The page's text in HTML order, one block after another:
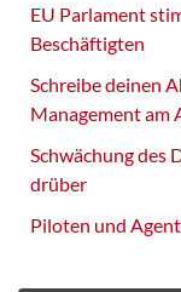
EU Parlament
Beschäftigten
Schreibe deinen
Management am
Schwächung des
drüber
Piloten und